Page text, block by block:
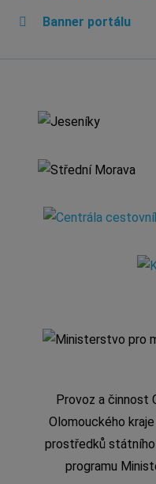
Banner portálu
Provoz a činnost
Olomouckého
prostředků
programu